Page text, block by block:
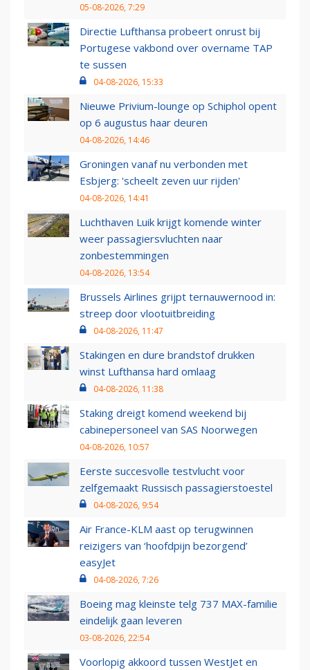
05-08-2026, 7:29
Directie Lufthansa probeert onrust bij
Portugese vakbond over overname TAP
te sussen
04-08-2026, 15:33
Nieuwe Privium-lounge op Schiphol opent
op 6 augustus haar deuren
04-08-2026, 14:46
Groningen vanaf nu verbonden met
Esbjerg: 'scheelt zeven uur rijden'
04-08-2026, 14:41
Luchthaven Luik krijgt komende winter
weer passagiersvluchten naar
zonbestemmingen
04-08-2026, 13:54
Brussels Airlines grijpt ternauwernood in:
streep door vlootuitbreiding
04-08-2026, 11:47
Stakingen en dure brandstof drukken
winst Lufthansa hard omlaag
04-08-2026, 11:38
Staking dreigt komend weekend bij
cabinepersoneel van SAS Noorwegen
04-08-2026, 10:57
Eerste succesvolle testvlucht voor
zelfgemaakt Russisch passagierstoestel
04-08-2026, 9:54
Air France-KLM aast op terugwinnen
reizigers van ‘hoofdpijn bezorgend’
easyJet
04-08-2026, 7:26
Boeing mag kleinste telg 737 MAX-familie
eindelijk gaan leveren
03-08-2026, 22:54
Voorlopig akkoord tussen WestJet en